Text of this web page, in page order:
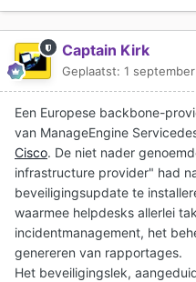
Captain Kirk
Geplaatst: 1
Een Europese backbone-
van ManageEngine
Cisco. De niet nader
infrastructure provider" had
beveiligingsupdate te
waarmee helpdesks allerlei
incidentmanagement, het
genereren van rapportages.
Het beveiligingslek,